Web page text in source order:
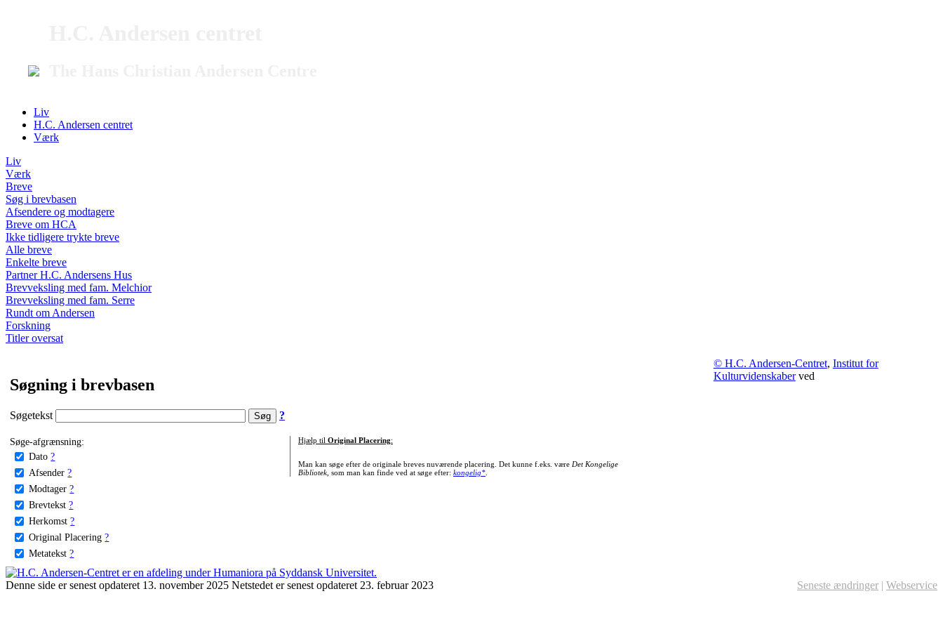
Liv
H.C. Andersen centret
Værk
Liv
Værk
Breve
Søg i brevbasen
Afsendere og modtagere
Breve om HCA
Ikke tidligere trykte breve
Alle breve
Enkelte breve
Partner H.C. Andersens Hus
Brevveksling med fam. Melchior
Brevveksling med fam. Serre
Rundt om Andersen
Forskning
Titler oversat
Søgning i brevbasen
Søgetekst ?
Søge-afgrænsning:
Dato ?
Afsender ?
Modtager ?
Brevtekst ?
Herkomst ?
Original Placering ?
Metatekst ?
Hjælp til Original Placering:
Man kan søge efter de originale breves nuværende placering. Det kunne f.eks. være Det Kongelige
Bibliotek, som man kan finde ved at søge efter: kongelig*.
© H.C. Andersen-Centret, Institut for
Kulturvidenskaberved
Denne side er senest opdateret 13. november 2025 Netstedet er senest opdateret 23. februar 2023 Seneste ændringer | Webservice